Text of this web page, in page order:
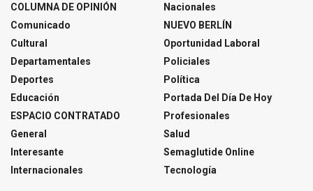
COLUMNA DE OPINIÓN
Comunicado
Cultural
Departamentales
Deportes
Educación
ESPACIO CONTRATADO
General
Interesante
Internacionales
Nacionales
NUEVO BERLÍN
Oportunidad Laboral
Policiales
Política
Portada Del Día De Hoy
Profesionales
Salud
Semaglutide Online
Tecnología